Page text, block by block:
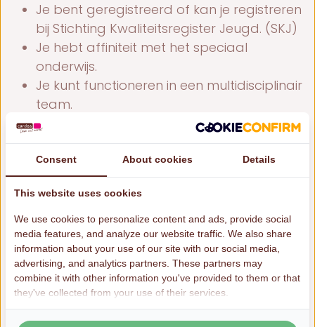
Je bent geregistreerd of kan je registreren
bij Stichting Kwaliteitsregister Jeugd. (SKJ)
Je hebt affiniteit met het speciaal
onderwijs.
Je kunt functioneren in een multidisciplinair
team.
Je biedt structuur en voorspelbaarheid
op de groep.
Je hebt kennis van de ontwikkeling van het
jonge kind;
Je hebt kennis van werken met kinderen
met ontwikkelachterstand en/of
stoornissen of gedragsproblemen.
Je kunt werken volgens vastgelegde
handelingsplanning.
Je beschikt over goede schriftelijke
taalvaardigheid.
Consent About cookies Details
This website uses cookies
We use cookies to personalize content and ads, provide social
media features, and analyze our website traffic. We also share
information about your use of our site with our social media,
advertising, and analytics partners. These partners may
combine it with other information you've provided to them or that
they've collected from your use of their services.